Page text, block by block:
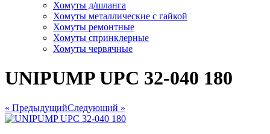
Хомуты д/шланга
Хомуты металлические с гайкой
Хомуты ремонтные
Хомуты спринклерные
Хомуты червячные
UNIPUMP UPC 32-040 180
« ПредыдущийСледующий »